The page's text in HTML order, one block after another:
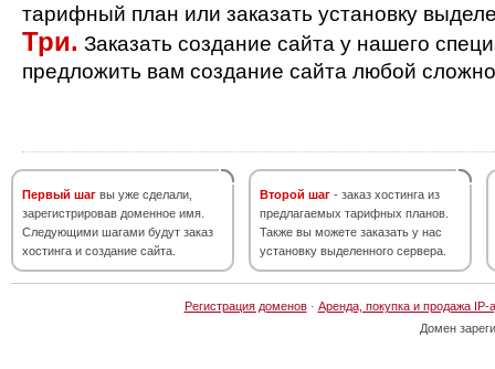
тарифный план или заказать установку
Три. Заказать создание сайта у нашего
предложить вам создание сайта любой
Первый шаг вы уже сделали,
зарегистрировав доменное имя.
Следующими шагами будут заказ
хостинга и создание сайта.
Второй шаг - заказ хостинга из
предлагаемых тарифных планов.
Также вы можете заказать у нас
установку выделенного сервера.
Регистрация доменов· Аренда, покупка и продажа IP-
Домен